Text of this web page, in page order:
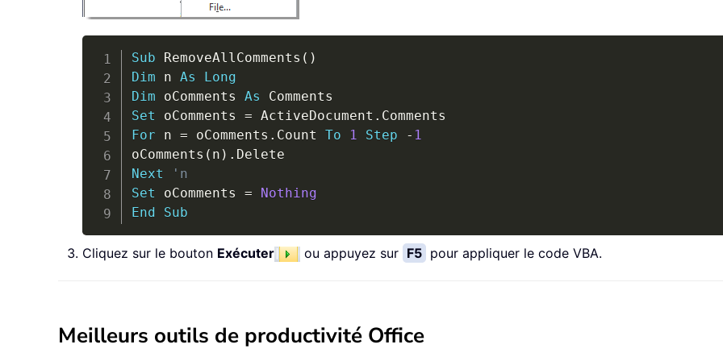
Sub RemoveAllComments ( )
Dim n As
Long
Dim oComments As
Set oComments = ActiveDocument .
For n = oComments . Count To 1 Step - 1
oComments ( n ) .
Next
'n
Set oComments =
Nothing
End
Sub
Cliquez sur le bouton Exécuter ou appuyez sur F5 pour appliquer le code VBA.
Meilleurs outils de productivité Office